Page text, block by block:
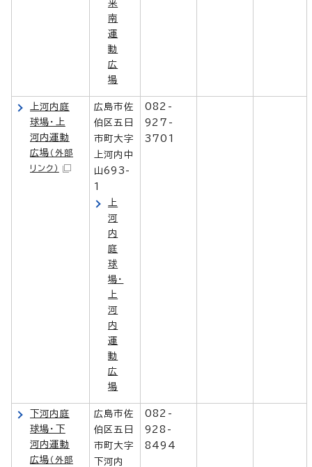
来
南
運
動
広
場
上河内庭
球場・上
河内運動
広場 （外部
リンク）
広島市佐
伯区五日
市町大字
上河内中
山693-
1
上
河
内
庭
球
場・
上
河
内
運
動
広
場
082-
927-
3701
下河内庭
球場・下
河内運動
広場 （外部
広島市佐
伯区五日
市町大字
下河内
082-
928-
8494